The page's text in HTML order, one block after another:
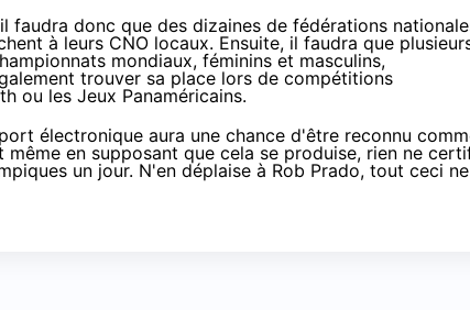
donc que des dizaines de fédérations
à leurs CNO locaux. Ensuite, il faudra que
mondiaux, féminins et masculins,
trouver sa place lors de compétitions
ou les Jeux Panaméricains.
électronique aura une chance d'être reconnu
en supposant que cela se produise, rien ne
un jour. N'en déplaise à Rob Prado, tout ceci ne